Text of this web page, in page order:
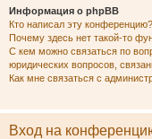
Информация о phpBB
Кто написал эту конференцию?
Почему здесь нет такой-то
С кем можно связаться по
юридических вопросов,
Как мне связаться с
Вход на